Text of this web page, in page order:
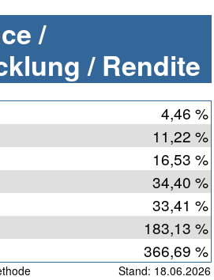
/
/ Rendite
4,46 %
11,22 %
16,53 %
34,40 %
33,41 %
183,13 %
366,69 %
Stand: 18.06.2026